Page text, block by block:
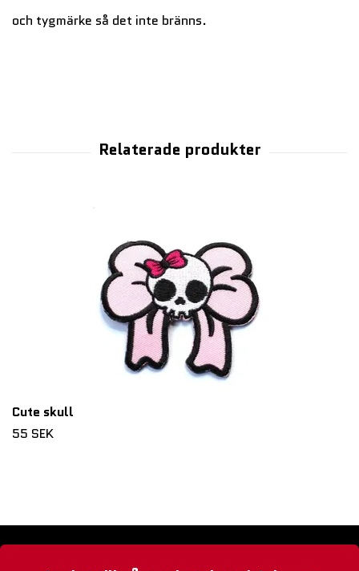
och tygmärke så det inte bränns.
Cute skull
55 SEK